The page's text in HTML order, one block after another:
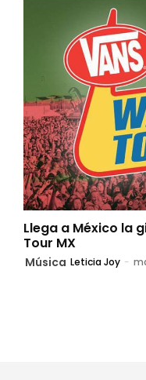
Llega a México la
Tour MX
Música Leticia Joy -